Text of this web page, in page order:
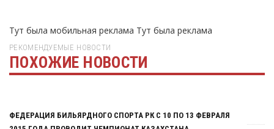
Тут была мобильная реклама Тут была реклама
РЕКОМЕНДУЕМЫЕ НОВОСТИ
ПОХОЖИЕ НОВОСТИ
Тут была реклама
ФЕДЕРАЦИЯ БИЛЬЯРДНОГО СПОРТА РК С 10 ПО 13 ФЕВРАЛЯ